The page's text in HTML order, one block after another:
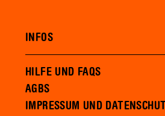
INFOS
HILFE UND FAQS
AGBS
IMPRESSUM UND